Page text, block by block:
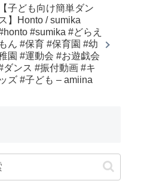
【子ども向け簡単ダン
ス】Honto / sumika
#sumika #どらえ
もん #保育 #保育園 #幼
園 #運動会 #お遊戯会
ダンス #振付動画 #キ
ッズ #子ども – amiina